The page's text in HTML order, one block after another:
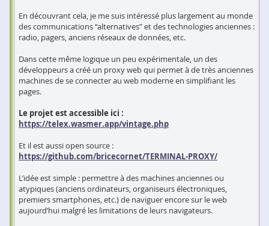
En découvrant cela, je me suis intéressé plus largement au monde
des communications “alternatives” et des technologies anciennes :
radio, pagers, anciens réseaux de données, etc.
Dans cette même logique un peu expérimentale, un des
développeurs a créé un proxy web qui permet à de très anciennes
machines de se connecter au web moderne en simplifiant les
pages.
Le projet est accessible ici :
https://telex.wasmer.app/vintage.php
Et il est aussi open source :
https://github.com/bricecornet/TERMINAL-PROXY/
L’idée est simple : permettre à des machines anciennes ou
atypiques (anciens ordinateurs, organiseurs électroniques,
premiers smartphones, etc.) de naviguer encore sur le web
aujourd’hui malgré les limitations de leurs navigateurs.